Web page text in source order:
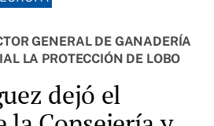
GENERAL DE GANADERÍA
LA PROTECCIÓN DE LOBO
dejó el